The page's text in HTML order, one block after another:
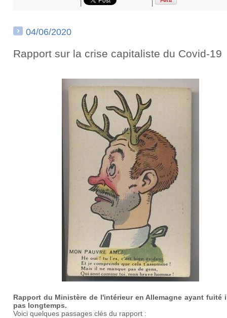
04/06/2020
Rapport sur la crise capitaliste du Covid-19
Rapport du Ministère de l'intérieur en Allemagne ayant fuité
pas longtemps.
Voici quelques passages clés du rapport :